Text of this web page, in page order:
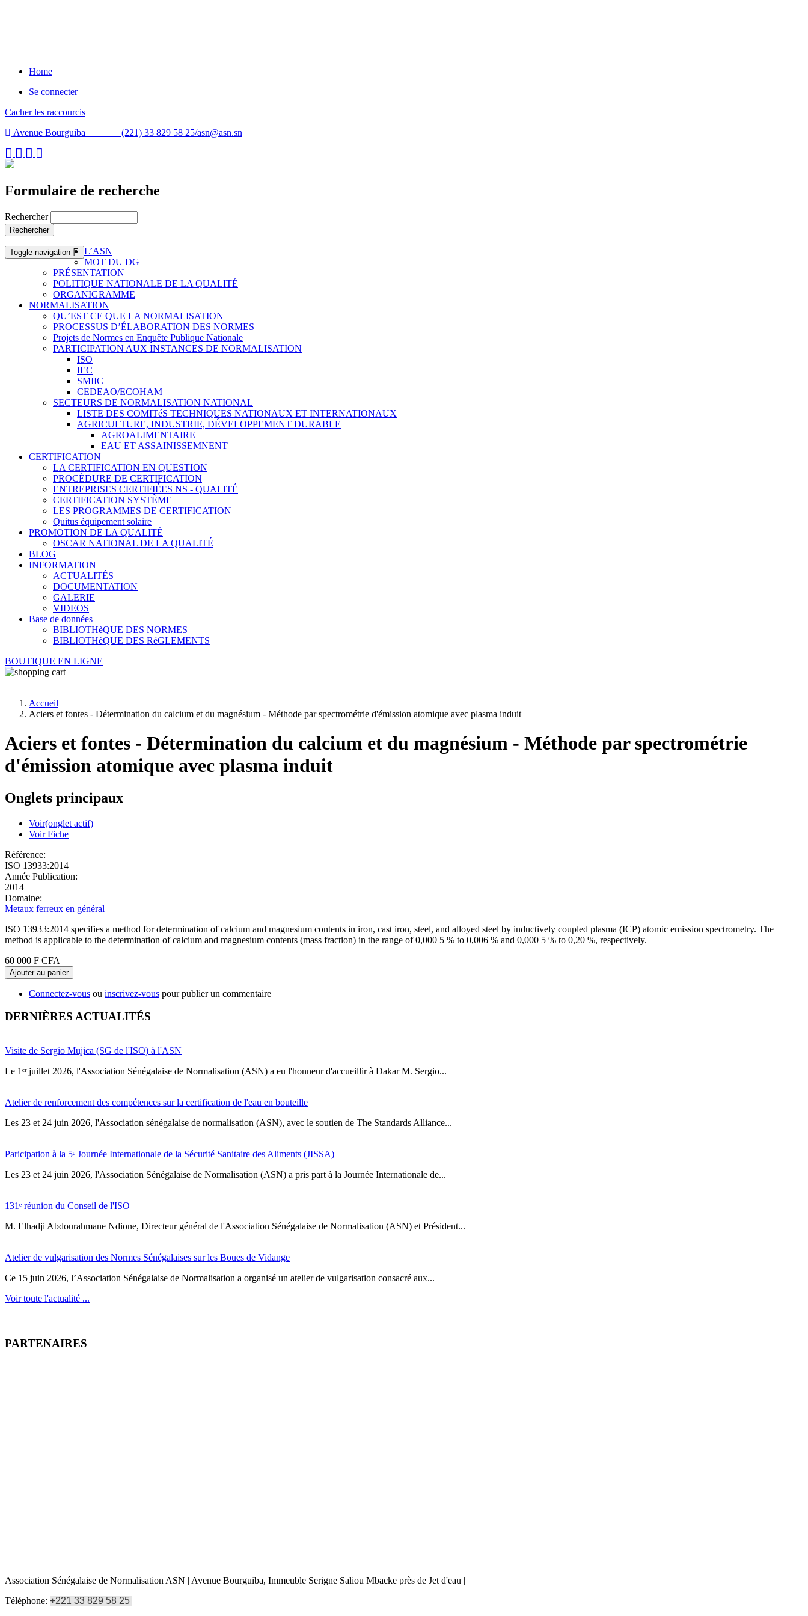
Home
Se connecter
Cacher les raccourcis
Avenue Bourguiba (221) 33 829 58 25/asn@asn.sn
Formulaire de recherche
Rechercher
Rechercher
Toggle navigation
L’ASN
MOT DU DG
PRÉSENTATION
POLITIQUE NATIONALE DE LA QUALITÉ
ORGANIGRAMME
NORMALISATION
QU’EST CE QUE LA NORMALISATION
PROCESSUS D’ÉLABORATION DES NORMES
Projets de Normes en Enquête Publique Nationale
PARTICIPATION AUX INSTANCES DE NORMALISATION
ISO
IEC
SMIIC
CEDEAO/ECOHAM
SECTEURS DE NORMALISATION NATIONAL
LISTE DES COMITéS TECHNIQUES NATIONAUX ET INTERNATIONAUX
AGRICULTURE, INDUSTRIE, DÉVELOPPEMENT DURABLE
AGROALIMENTAIRE
EAU ET ASSAINISSEMNENT
CERTIFICATION
LA CERTIFICATION EN QUESTION
PROCÉDURE DE CERTIFICATION
ENTREPRISES CERTIFIÉES NS - QUALITÉ
CERTIFICATION SYSTÈME
LES PROGRAMMES DE CERTIFICATION
Quitus équipement solaire
PROMOTION DE LA QUALITÉ
OSCAR NATIONAL DE LA QUALITÉ
BLOG
INFORMATION
ACTUALITÉS
DOCUMENTATION
GALERIE
VIDEOS
Base de données
BIBLIOTHèQUE DES NORMES
BIBLIOTHèQUE DES RéGLEMENTS
BOUTIQUE EN LIGNE
Accueil
Aciers et fontes - Détermination du calcium et du magnésium - Méthode par spectrométrie d'émission atomique avec plasma induit
Aciers et fontes - Détermination du calcium et du magnésium - Méthode par spectrométrie
d'émission atomique avec plasma induit
Onglets principaux
Voir(onglet actif)
Voir Fiche
Référence:
ISO 13933:2014
Année Publication:
2014
Domaine:
Metaux ferreux en général
ISO 13933:2014 specifies a method for determination of calcium and magnesium contents in iron, cast iron, steel, and alloyed steel by inductively coupled plasma (ICP) atomic emission spectrometry. The
method is applicable to the determination of calcium and magnesium contents (mass fraction) in the range of 0,000 5 % to 0,006 % and 0,000 5 % to 0,20 %, respectively.
60 000 F CFA
Ajouter au panier
Connectez-vous ou inscrivez-vous pour publier un commentaire
DERNIÈRES ACTUALITÉS
Visite de Sergio Mujica (SG de l'ISO) à l'ASN
Le 1ᵉʳ juillet 2026, l'Association Sénégalaise de Normalisation (ASN) a eu l'honneur d'accueillir à Dakar M. Sergio...
Atelier de renforcement des compétences sur la certification de l'eau en bouteille
Les 23 et 24 juin 2026, l'Association sénégalaise de normalisation (ASN), avec le soutien de The Standards Alliance...
Paricipation à la 5ᵉ Journée Internationale de la Sécurité Sanitaire des Aliments (JISSA)
‎Les 23 et 24 juin 2026, l'Association Sénégalaise de Normalisation (ASN) a pris part à la Journée Internationale de...
131ᵉ réunion du Conseil de l'ISO
M. Elhadji Abdourahmane Ndione, Directeur général de l'Association Sénégalaise de Normalisation (ASN) et Président...
Atelier de vulgarisation des Normes Sénégalaises sur les Boues de Vidange
Ce 15 juin 2026, l’Association Sénégalaise de Normalisation a organisé un atelier de vulgarisation consacré aux...
Voir toute l'actualité ...
PARTENAIRES
Association Sénégalaise de Normalisation ASN | Avenue Bourguiba, Immeuble Serigne Saliou Mbacke près de Jet d'eau |
Téléphone: +221 33 829 58 25